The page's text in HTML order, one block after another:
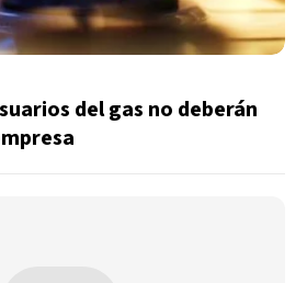
del gas no deberán